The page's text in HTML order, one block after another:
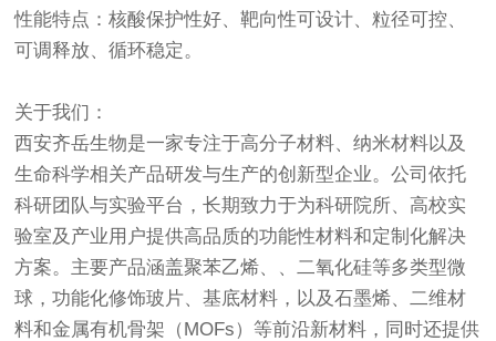
性能特点：核酸保护性好、靶向性可设计、粒径可控、
可调释放、循环稳定。
关于我们：
西安齐岳生物是一家专注于高分子材料、纳米材料以及
生命科学相关产品研发与生产的创新型企业。公司依托
科研团队与实验平台，长期致力于为科研院所、高校实
验室及产业用户提供高品质的功能性材料和定制化解决
方案。主要产品涵盖聚苯乙烯、、二氧化硅等多类型微
球，功能化修饰玻片、基底材料，以及石墨烯、二维材
料和金属有机骨架（MOFs）等前沿新材料，同时还提供